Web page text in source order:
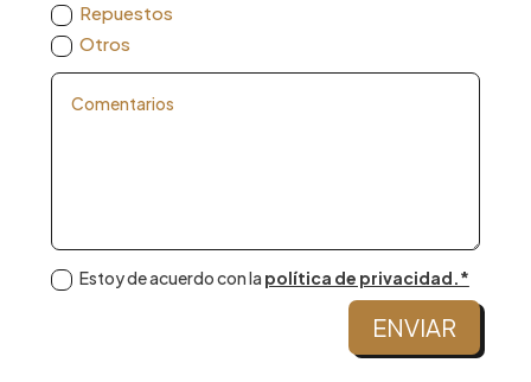
Repuestos
Otros
Estoy de acuerdo con la política de privacidad.*
ENVIAR